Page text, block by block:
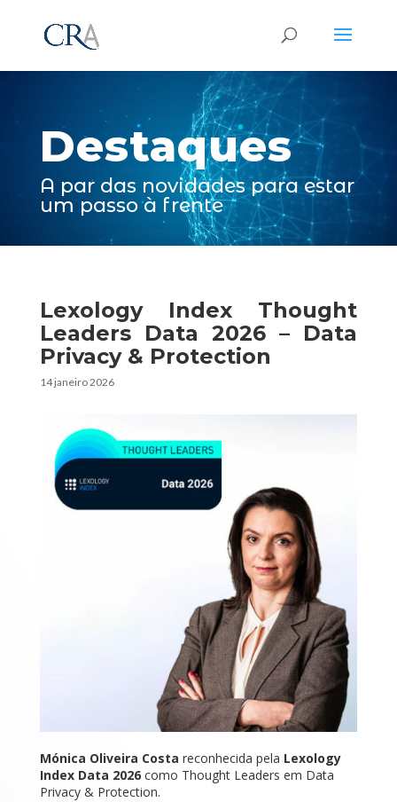
vídeo
Destaques
A par das novidades para estar
um passo à frente
Lexology Index Thought
Leaders Data 2026 – Data
Privacy & Protection
14 janeiro 2026
Mónica Oliveira Costa reconhecida pela Lexology
Index Data 2026como Thought Leaders em Data
Privacy & Protection.